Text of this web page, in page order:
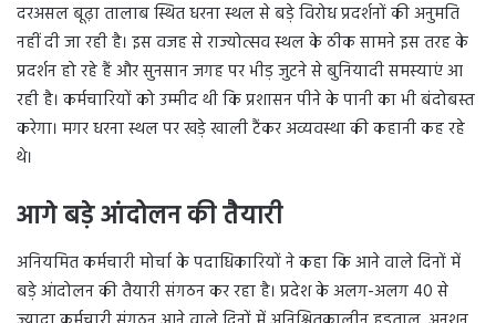
दरअसल बूढ़ा तालाब स्थित धरना स्थल से बड़े विरोध प्रदर्शनों की अनुमति
नहीं दी जा रही है। इस वजह से राज्योत्सव स्थल के ठीक सामने इस तरह के
प्रदर्शन हो रहे हैं और सुनसान जगह पर भीड़ जुटने से बुनियादी समस्याएं आ
रही है। कर्मचारियों को उम्मीद थी कि प्रशासन पीने के पानी का भी बंदोबस्त
करेगा। मगर धरना स्थल पर खड़े खाली टैंकर अव्यवस्था की कहानी कह रहे
थे।
आगे बड़े आंदोलन की तैयारी
अनियमित कर्मचारी मोर्चा के पदाधिकारियों ने कहा कि आने वाले दिनों में
बड़े आंदोलन की तैयारी संगठन कर रहा है। प्रदेश के अलग-अलग 40 से